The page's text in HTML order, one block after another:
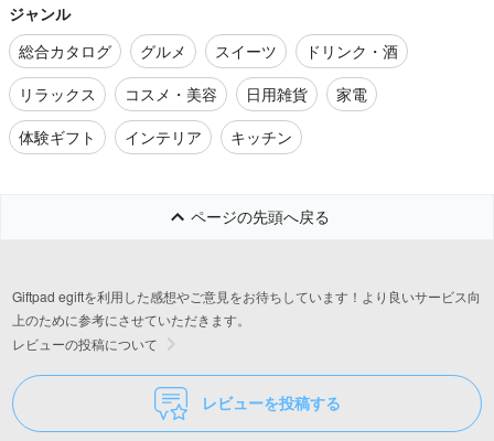
ジャンル
総合カタログ
グルメ スイーツ
ドリンク・酒
リラックス
コスメ・美容 日用雑貨
家電
体験ギフト
インテリア キッチン
ページの先頭へ戻る
Giftpad egiftを利用した感想やご意見をお待ちしています！より良いサービス向
上のために参考にさせていただきます。
レビューの投稿について
レビューを投稿する